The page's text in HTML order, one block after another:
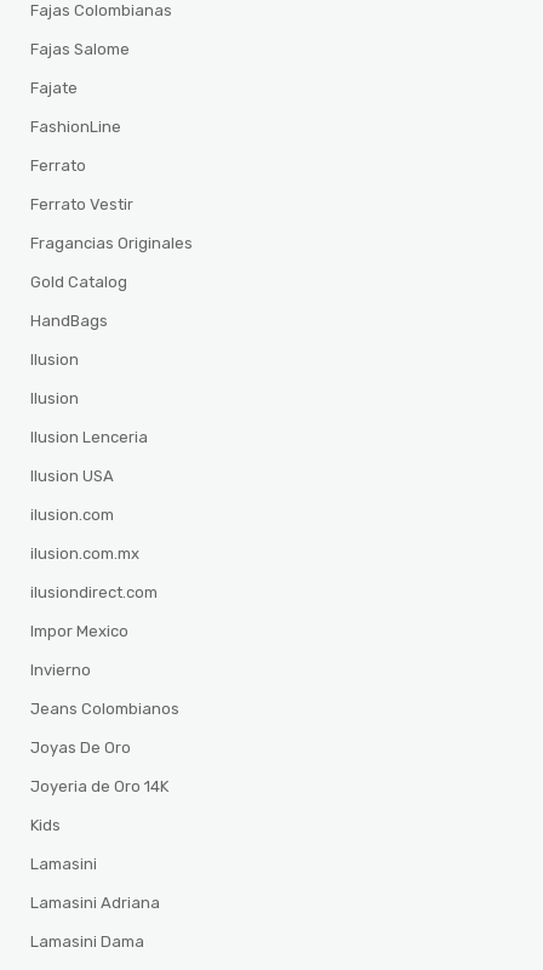
Fajas Colombianas
Fajas Salome
Fajate
FashionLine
Ferrato
Ferrato Vestir
Fragancias Originales
Gold Catalog
HandBags
Ilusion
Ilusion
Ilusion Lenceria
Ilusion USA
ilusion.com
ilusion.com.mx
ilusiondirect.com
Impor Mexico
Invierno
Jeans Colombianos
Joyas De Oro
Joyeria de Oro 14K
Kids
Lamasini
Lamasini Adriana
Lamasini Dama